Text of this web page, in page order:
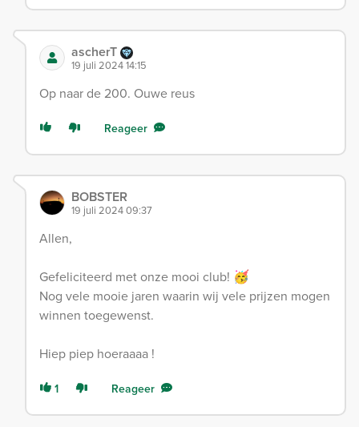
ascherT
19 juli 2024 14:15
Op naar de 200. Ouwe reus
Reageer
BOBSTER
19 juli 2024 09:37
Allen,
Gefeliciteerd met onze mooi club! 🥳
Nog vele mooie jaren waarin wij vele prijzen mogen
winnen toegewenst.
Hiep piep hoeraaaa !
1 Reageer